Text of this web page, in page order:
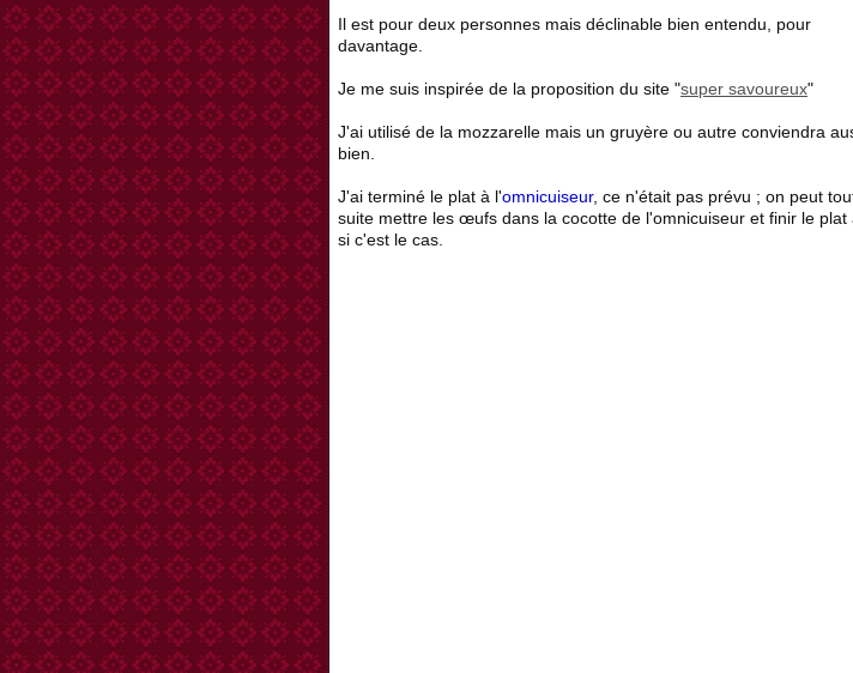
Il est pour deux personnes mais déclinable bien entendu, pour
davantage.
Je me suis inspirée de la proposition du site "super savoureux"
J'ai utilisé de la mozzarelle mais un gruyère ou autre conviendra
bien.
J'ai terminé le plat à l'omnicuiseur, ce n'était pas prévu ; on peut
suite mettre les œufs dans la cocotte de l'omnicuiseur et finir le plat
si c'est le cas.